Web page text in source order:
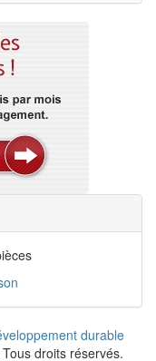
durable
droits réservés.